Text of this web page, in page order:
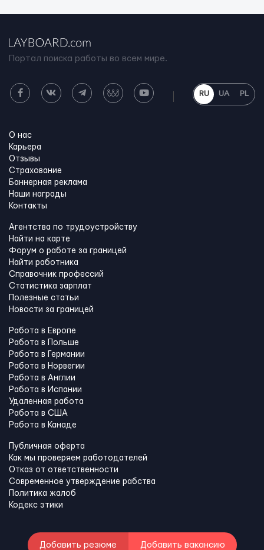
Портал поиска работы во всем мире.
RU UA PL
О нас
Карьера
Отзывы
Страхование
Баннерная реклама
Наши награды
Контакты
Агентства по трудоустройству
Найти на карте
Форум о работе за границей
Найти работника
Справочник профессий
Статистика зарплат
Полезные статьи
Новости за границей
Работа в Европе
Работа в Польше
Работа в Германии
Работа в Норвегии
Работа в Англии
Работа в Испании
Удаленная работа
Работа в США
Работа в Канадe
Публичная оферта
Как мы проверяем работодателей
Отказ от ответственности
Современное утверждение рабства
Политика жалоб
Кодекс этики
Добавить резюме Добавить вакансию